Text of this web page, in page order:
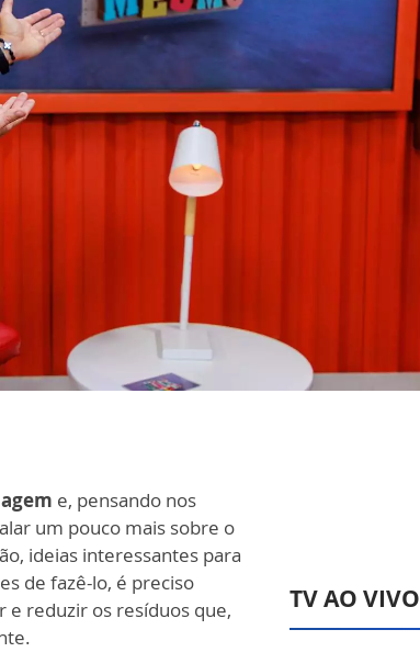
e, pensando nos
um pouco mais sobre o
ideias interessantes para
de fazê-lo, é preciso
reduzir os resíduos que,
TV AO VIVO